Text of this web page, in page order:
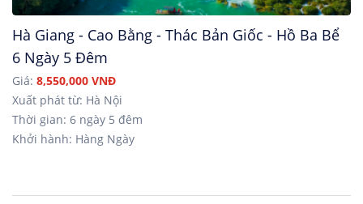
Hà Giang - Cao Bằng - Thác Bản Giốc - Hồ Ba Bể
6 Ngày 5 Đêm
Giá: 8,550,000 VNĐ
Xuất phát từ: Hà Nội
Thời gian: 6 ngày 5 đêm
Khởi hành: Hàng Ngày